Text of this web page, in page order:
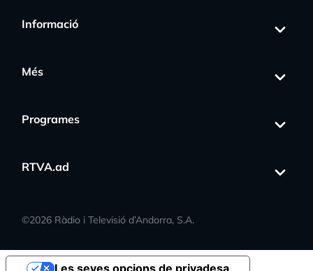
Informació
Més
Programes
RTVA.ad
©2026 Ràdio i Televisió d’Andorra, S.A.